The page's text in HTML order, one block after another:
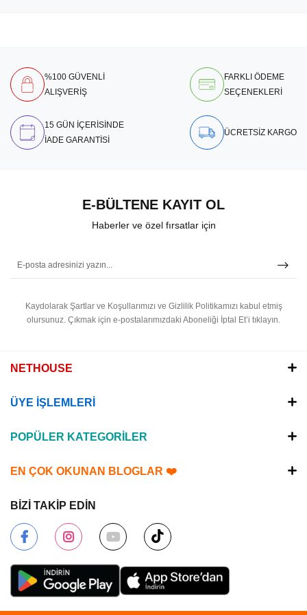
%100 GÜVENLİ
ALIŞVERİŞ
FARKLI ÖDEME
SEÇENEKLERİ
15 GÜN İÇERİSİNDE
İADE GARANTİSİ
ÜCRETSİZ KARGO
E-BÜLTENE KAYIT OL
Haberler ve özel fırsatlar için
Kaydolarak Şartlar ve Koşullarımızı ve Gizlilik Politikamızı kabul etmiş
olursunuz. Çıkmak için e-postalarımızdaki Aboneliği İptal Et’i tıklayın.
NETHOUSE
ÜYE İŞLEMLERİ
POPÜLER KATEGORİLER
EN ÇOK OKUNAN BLOGLAR ❤️
BİZİ TAKİP EDİN